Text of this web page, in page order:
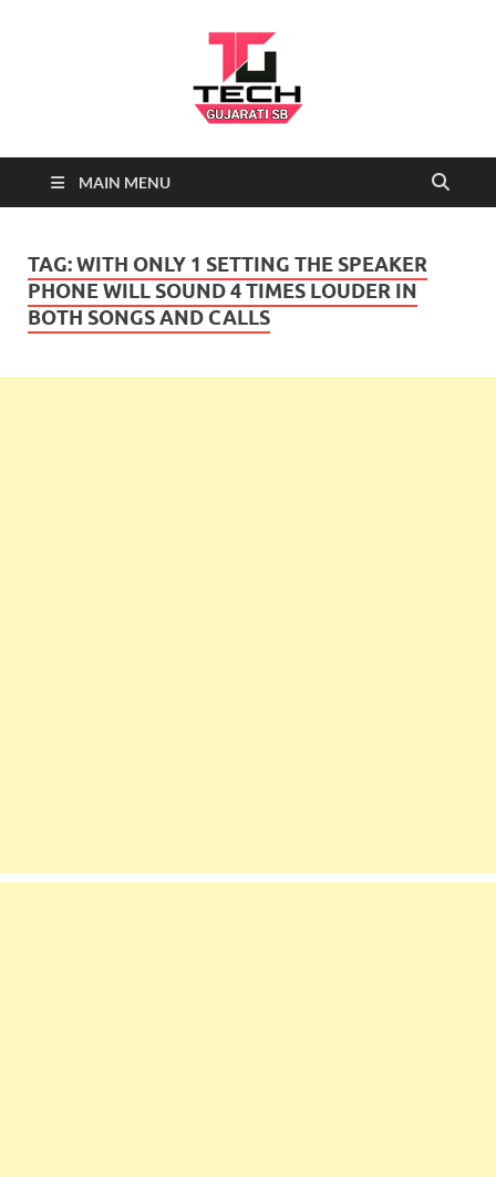
Tech
NEWS
news daily, new best tech gadgets
reviews which include mobiles,
Being a tech news site we cover …
MAIN MENU
TAG:WITH ONLY 1 SETTING THE SPEAKER
PHONE WILL SOUND 4 TIMES LOUDER IN
BOTH SONGS AND CALLS